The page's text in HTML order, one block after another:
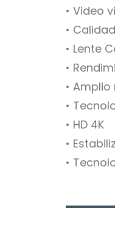
• Video
•
• Lente
•
•
•
• HD 4K
•
•